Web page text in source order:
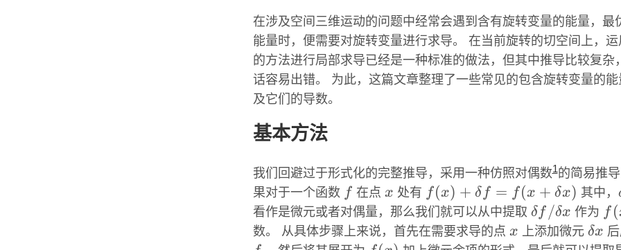
在涉及空间三维运动的问题中经常会遇到含有旋转变量的能量，最
能量时，便需要对旋转变量进行求导。 在当前旋转的切空间上，
的方法进行局部求导已经是一种标准的做法，但其中推导比较复杂
话容易出错。 为此，这篇文章整理了一些常见的包含旋转变量的
及它们的导数。
基本方法
我们回避过于形式化的完整推导，采用一种仿照对偶数1的简易推
果对于一个函数 ff 在点 x
x 处有 f(x)+\delta
f =
f(x+\delta
x)
f(x) + δ f = f(x + δx) 其中，
看作是微元或者对偶量，那么我们就可以从中提取 \delta
f/\delta
δ f /δx 作为 f (
数。 从具体步骤上来说，首先在需要求导的点 x
x 上添加微元 δx